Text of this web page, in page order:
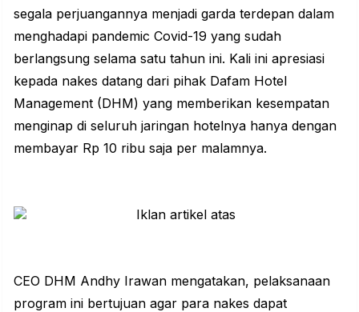
segala perjuangannya menjadi garda terdepan dalam
menghadapi pandemic Covid-19 yang sudah
berlangsung selama satu tahun ini. Kali ini apresiasi
kepada nakes datang dari pihak Dafam Hotel
Management (DHM) yang memberikan kesempatan
menginap di seluruh jaringan hotelnya hanya dengan
membayar Rp 10 ribu saja per malamnya.
CEO DHM Andhy Irawan mengatakan, pelaksanaan
program ini bertujuan agar para nakes dapat